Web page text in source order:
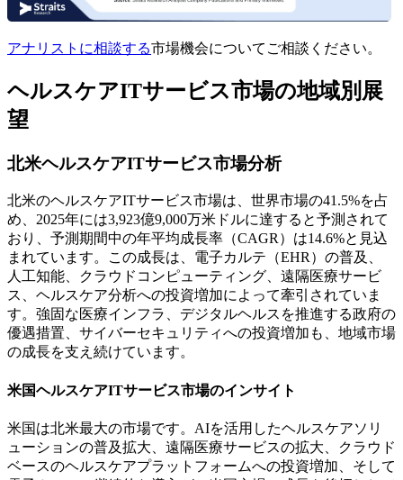
アナリストに相談する市場機会についてご相談ください。
ヘルスケアITサービス市場の地域別展
望
北米ヘルスケアITサービス市場分析
北米のヘルスケアITサービス市場は、世界市場の41.5%を占
め、2025年には3,923億9,000万米ドルに達すると予測されて
おり、予測期間中の年平均成長率（CAGR）は14.6%と見込
まれています。この成長は、電子カルテ（EHR）の普及、
人工知能、クラウドコンピューティング、遠隔医療サービ
ス、ヘルスケア分析への投資増加によって牽引されていま
す。強固な医療インフラ、デジタルヘルスを推進する政府の
優遇措置、サイバーセキュリティへの投資増加も、地域市場
の成長を支え続けています。
米国ヘルスケアITサービス市場のインサイト
米国は北米最大の市場です。AIを活用したヘルスケアソリ
ューションの普及拡大、遠隔医療サービスの拡大、クラウド
ベースのヘルスケアプラットフォームへの投資増加、そして